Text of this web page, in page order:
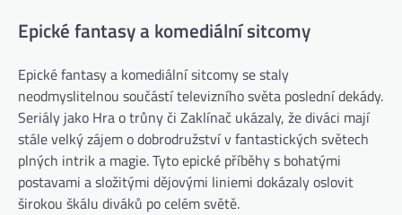
Epické fantasy a komediální sitcomy
Epické fantasy a komediální sitcomy se staly
neodmyslitelnou součástí televizního světa poslední dekády.
Seriály jako Hra o trůny či Zaklínač ukázaly, že diváci mají
stále velký zájem o dobrodružství v fantastických světech
plných intrik a magie. Tyto epické příběhy s bohatými
postavami a složitými dějovými liniemi dokázaly oslovit
širokou škálu diváků po celém světě.